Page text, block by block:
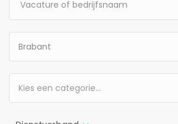
Brabant
Kies een categorie…